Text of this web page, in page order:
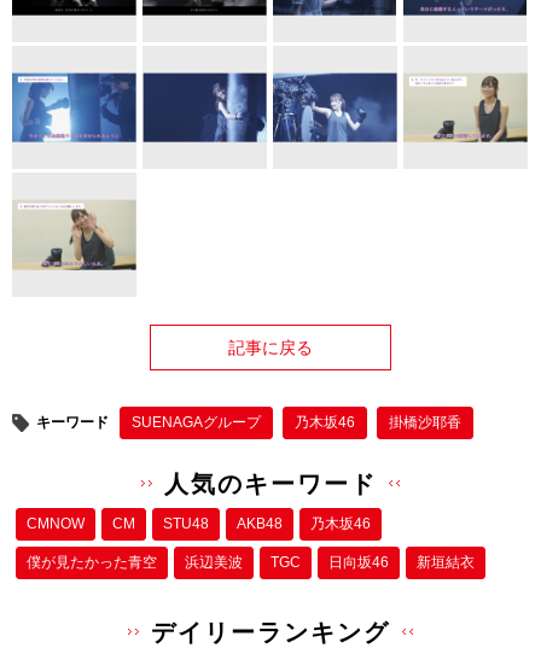
記事に戻る
キーワード SUENAGAグループ 乃木坂46 掛橋沙耶香
人気のキーワード
CMNOW CM STU48 AKB48 乃木坂46
僕が⾒たかった⻘空 浜辺美波 TGC 日向坂46 新垣結衣
デイリーランキング